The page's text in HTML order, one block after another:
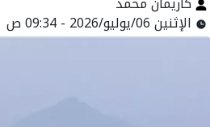
الإثنين 06/يوليو/2026 - 09:34 ص